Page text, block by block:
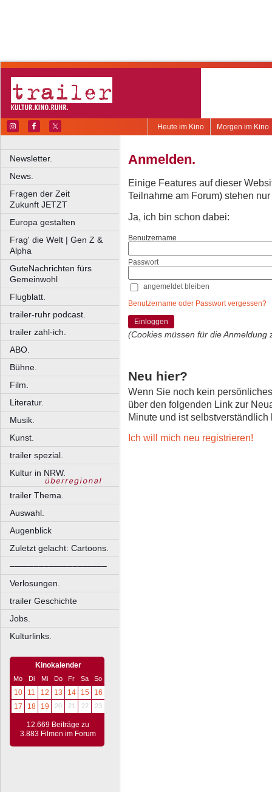
Morgen im Kino
Heute im Kino
Newsletter.
News.
Fragen der Zeit
Zukunft JETZT
Europa gestalten
Frag' die Welt | Gen Z &
Alpha
GuteNachrichten fürs
Gemeinwohl
Flugblatt.
trailer-ruhr podcast.
trailer zahl-ich.
ABO.
Bühne.
Film.
Literatur.
Musik.
Kunst.
trailer spezial.
Kultur in NRW.
trailer Thema.
Auswahl.
Augenblick
Zuletzt gelacht: Cartoons.
––––––––––––––––––––
Verlosungen.
trailer Geschichte
Jobs.
Kulturlinks.
Kinokalender
Mo Di Mi Do Fr Sa So
10 11 12 13 14 15
16
17
18 19 20 21 22 23
12.669 Beiträge zu
3.883 Filmen im Forum
Anmelden.
Einige Features auf dieser
Teilnahme am Forum) stehen
Ja, ich bin schon dabei:
Benutzername
Passwort
angemeldet bleiben
Benutzername oder Passwort vergessen?
Einloggen
(Cookies müssen für die Anmeldung
Neu hier?
Wenn Sie noch kein
über den folgenden Link zur
Minute und ist selbstverständlich
Ich will mich neu registrieren!